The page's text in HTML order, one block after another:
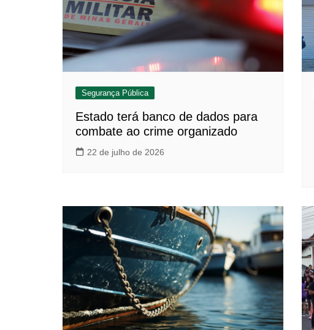
Segurança Pública
Estado terá banco de dados para
combate ao crime organizado
22 de julho de 2026